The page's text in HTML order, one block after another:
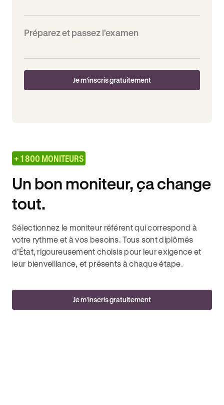
Préparez et passez l’examen
Je m'inscris gratuitement
+ 1 800 MONITEURS
Un bon moniteur, ça change
tout.
Sélectionnez le moniteur référent qui correspond à
votre rythme et à vos besoins. Tous sont diplômés
d’État, rigoureusement choisis pour leur exigence et
leur bienveillance, et présents à chaque étape.
Je m’inscris gratuitement